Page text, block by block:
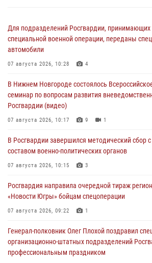
Для подразделений Росгвардии, принимающих
специальной военной операции, переданы
автомобили
07 августа 2026, 10:28 4
В Нижнем Новгороде состоялось
семинар по вопросам развития
Росгвардии (видео)
07 августа 2026, 10:17 9 1
В Росгвардии завершился методический сбор
составом военно-политических органов
07 августа 2026, 10:15 3
Росгвардия направила очередной тираж
«Новости Югры» бойцам спецоперации
07 августа 2026, 09:22 1
Генерал-полковник Олег Плохой поздравил
организационно-штатных подразделений
профессиональным праздником